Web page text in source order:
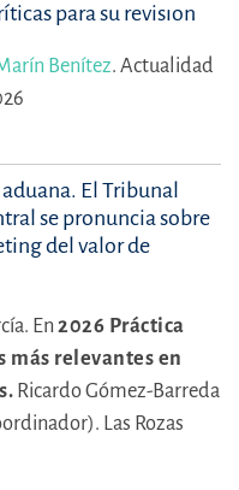
para su revisión
Benítez. Actualidad
El Tribunal
se pronuncia sobre
del valor de
En2026 Práctica
más relevantes en
Ricardo Gómez-Barreda
Las Rozas